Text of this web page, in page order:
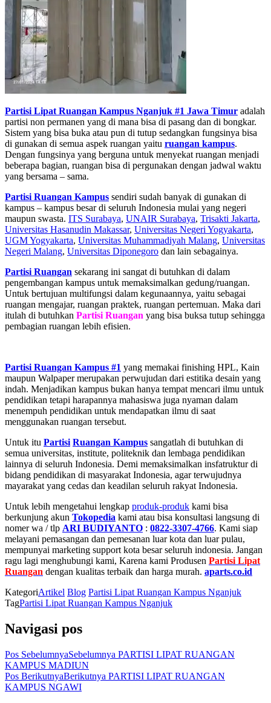
Partisi Lipat Ruangan Kampus Nganjuk #1 Jawa Timur adalah
partisi non permanen yang di mana bisa di pasang dan di bongkar.
Sistem yang bisa buka atau pun di tutup sedangkan fungsinya bisa
di gunakan di semua aspek ruangan yaitu ruangan kampus.
Dengan fungsinya yang berguna untuk menyekat ruangan menjadi
beberapa bagian, ruangan bisa di pergunakan dengan jadwal waktu
yang bersama – sama.
Partisi Ruangan Kampus sendiri sudah banyak di gunakan di
kampus – kampus besar di seluruh Indonesia mulai yang negeri
maupun swasta. ITS Surabaya, UNAIR Surabaya, Trisakti Jakarta,
Universitas Hasanudin Makassar, Universitas Negeri Yogyakarta,
UGM Yogyakarta, Universitas Muhammadiyah Malang, Universitas
Negeri Malang, Universitas Diponegoro dan lain sebagainya.
Partisi Ruangan sekarang ini sangat di butuhkan di dalam
pengembangan kampus untuk memaksimalkan gedung/ruangan.
Untuk bertujuan multifungsi dalam kegunaannya, yaitu sebagai
ruangan mengajar, ruangan praktek, ruangan pertemuan. Maka dari
itulah di butuhkan Partisi Ruangan yang bisa buksa tutup sehingga
pembagian ruangan lebih efisien.
Partisi Ruangan Kampus #1 yang memakai finishing HPL, Kain
maupun Walpaper merupakan perwujudan dari estitika desain yang
indah. Menjadikan kampus bukan hanya tempat mencari ilmu untuk
pendidikan tetapi harapannya mahasiswa juga nyaman dalam
menempuh pendidikan untuk mendapatkan ilmu di saat
menggunakan ruangan tersebut.
Untuk itu Partisi Ruangan Kampus sangatlah di butuhkan di
semua universitas, institute, politeknik dan lembaga pendidikan
lainnya di seluruh Indonesia. Demi memaksimalkan insfatruktur di
bidang pendidikan di masyarakat Indonesia, agar terwujudnya
mayarakat yang cedas dan keadilan seluruh rakyat Indonesia.
Untuk lebih mengetahui lengkap produk-produk kami bisa
berkunjung akun Tokopedia kami atau bisa konsultasi langsung di
nomer wa / tlp ARI BUDIYANTO : 0822-3307-4766. Kami siap
melayani pemasangan dan pemesanan luar kota dan luar pulau,
mempunyai marketing support kota besar seluruh indonesia. Jangan
ragu lagi menghubungi kami, Karena kami Produsen Partisi Lipat
Ruangan dengan kualitas terbaik dan harga murah. aparts.co.id
KategoriArtikel Blog Partisi Lipat Ruangan Kampus Nganjuk
TagPartisi Lipat Ruangan Kampus Nganjuk
Navigasi pos
Pos SebelumnyaSebelumnya PARTISI LIPAT RUANGAN
KAMPUS MADIUN
Pos BerikutnyaBerikutnya PARTISI LIPAT RUANGAN
KAMPUS NGAWI